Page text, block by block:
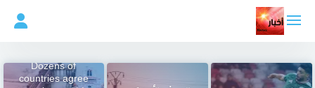
المحتوى
Dozens of
countries agree